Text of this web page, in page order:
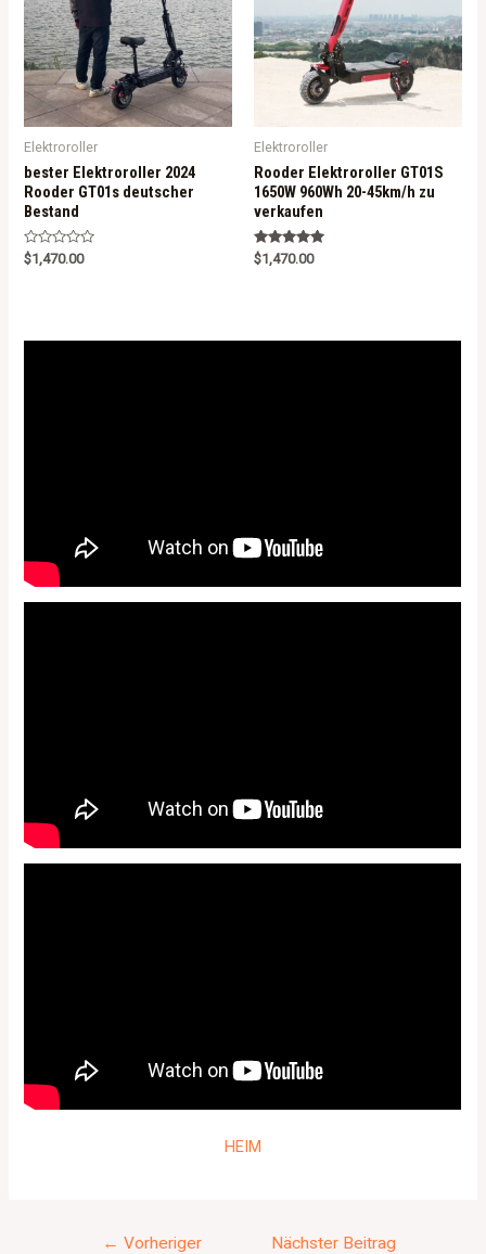
Elektroroller
bester Elektroroller 2024
Rooder GT01s deutscher
Bestand
R
a
$1,470.00
Elektroroller
Rooder Elektroroller GT01S
1650W 960Wh 20-45km/h zu
verkaufen
Rated
5.00
$1,470.00
HEIM
← Vorheriger
Nächster Beitrag